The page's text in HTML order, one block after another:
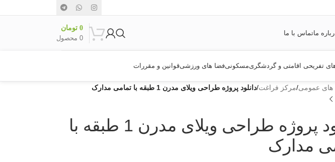
ماتماس با ما
0 محصول
0 تومان
تفریحی اقامتی و گردشگریمسکونیفضا های ورزشیقوانین و مقررات
های عمومی/مرکز فراغت/دانلود پروژه طراحی ویلای مدرن 1 طبقه با تمامی مدارک
دانلود پروژه طراحی ویلای مدرن 1 طبقه با
مدارک